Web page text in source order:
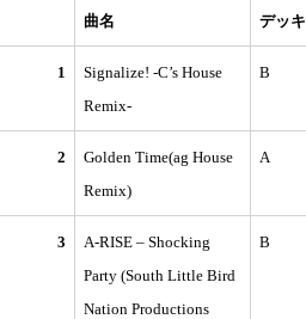
曲名 デッキ
1
Signalize! -C’s House
Remix-
B
2
Golden Time(ag House
Remix)
A
3
A-RISE – Shocking
Party (South Little Bird
Nation Productions
B